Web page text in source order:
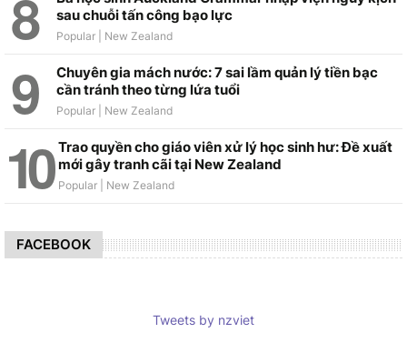
sau chuỗi tấn công bạo lực
Chuyên gia mách nước: 7 sai lầm quản lý tiền bạc
cần tránh theo từng lứa tuổi
Trao quyền cho giáo viên xử lý học sinh hư: Đề xuất
mới gây tranh cãi tại New Zealand
FACEBOOK
Tweets by nzviet